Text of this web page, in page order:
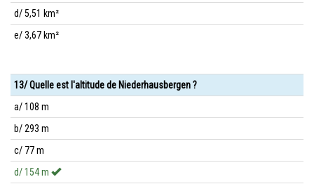
d/ 5,51 km²
e/ 3,67 km²
13/ Quelle est l'altitude de Niederhausbergen ?
a/ 108 m
b/ 293 m
c/ 77 m
d/ 154 m